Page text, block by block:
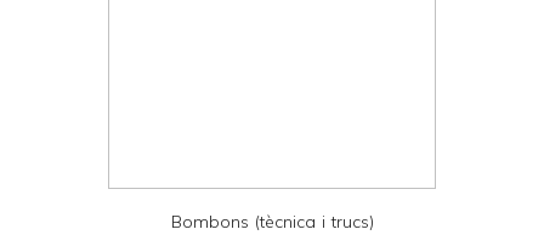
Bombons (tècnica i trucs)